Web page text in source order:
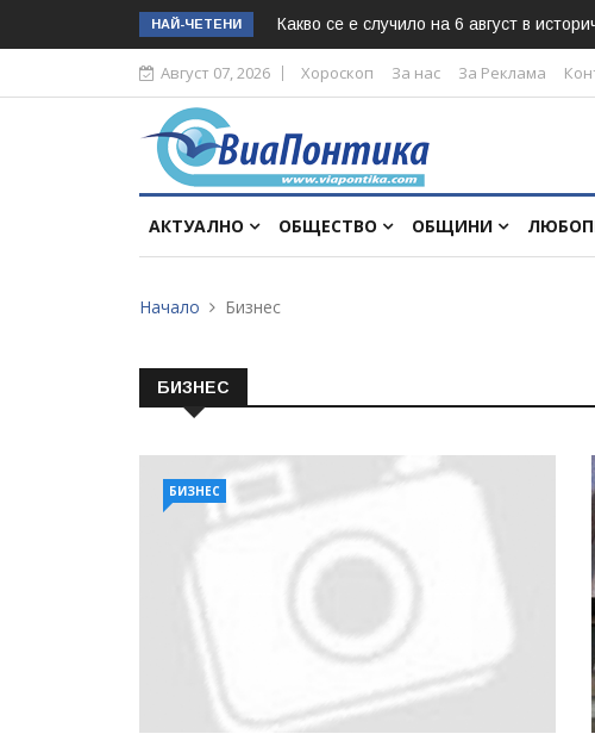
НАЙ-ЧЕТЕНИ Какво се е случило на 6 август в
Август 07, 2026 Хороскоп За нас За Реклама
АКТУАЛНО ОБЩЕСТВО ОБЩИНИ
Начало Бизнес
БИЗНЕС
БИЗНЕС